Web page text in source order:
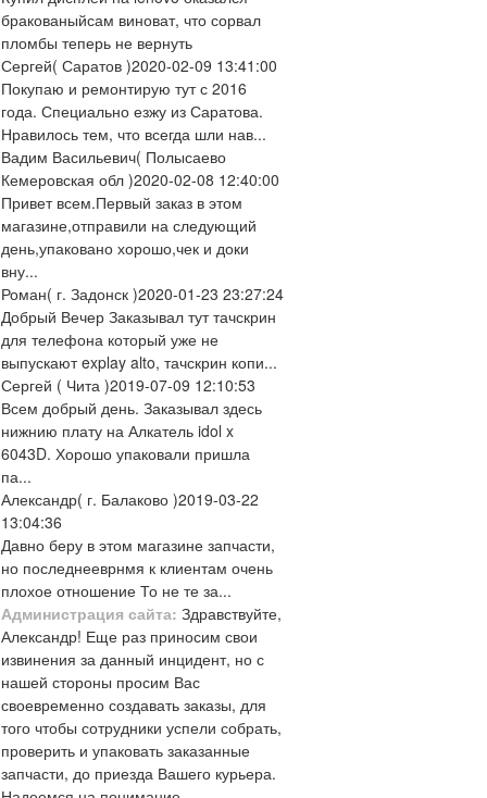
бракованыйсам виноват, что сорвал
пломбы теперь не вернуть
Сергей( Саратов )2020-02-09 13:41:00
Покупаю и ремонтирую тут с 2016
года. Специально езжу из Саратова.
Нравилось тем, что всегда шли нав...
Вадим Васильевич( Полысаево
Кемеровская обл )2020-02-08 12:40:00
Привет всем.Первый заказ в этом
магазине,отправили на следующий
день,упаковано хорошо,чек и доки
вну...
Роман( г. Задонск )2020-01-23 23:27:24
Добрый Вечер Заказывал тут тачскрин
для телефона который уже не
выпускают explay alto, тачскрин копи...
Сергей ( Чита )2019-07-09 12:10:53
Всем добрый день. Заказывал здесь
нижнию плату на Алкатель idol x
6043D. Хорошо упаковали пришла
па...
Александр( г. Балаково )2019-03-22
13:04:36
Давно беру в этом магазине запчасти,
но последнееврнмя к клиентам очень
плохое отношение То не те за...
Администрация сайта: Здравствуйте,
Александр! Еще раз приносим свои
извинения за данный инцидент, но с
нашей стороны просим Вас
своевременно создавать заказы, для
того чтобы сотрудники успели собрать,
проверить и упаковать заказанные
запчасти, до приезда Вашего курьера.